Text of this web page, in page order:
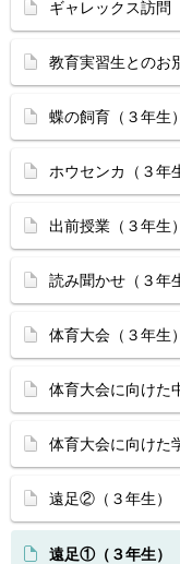
ギャレックス訪問
教育実習生とのお
蝶の飼育（３年生）
ホウセンカ（３年
出前授業（３年生）
読み聞かせ（３年
体育大会（３年生）
体育大会に向けた
体育大会に向けた
遠足②（３年生）
遠足①（３年生）